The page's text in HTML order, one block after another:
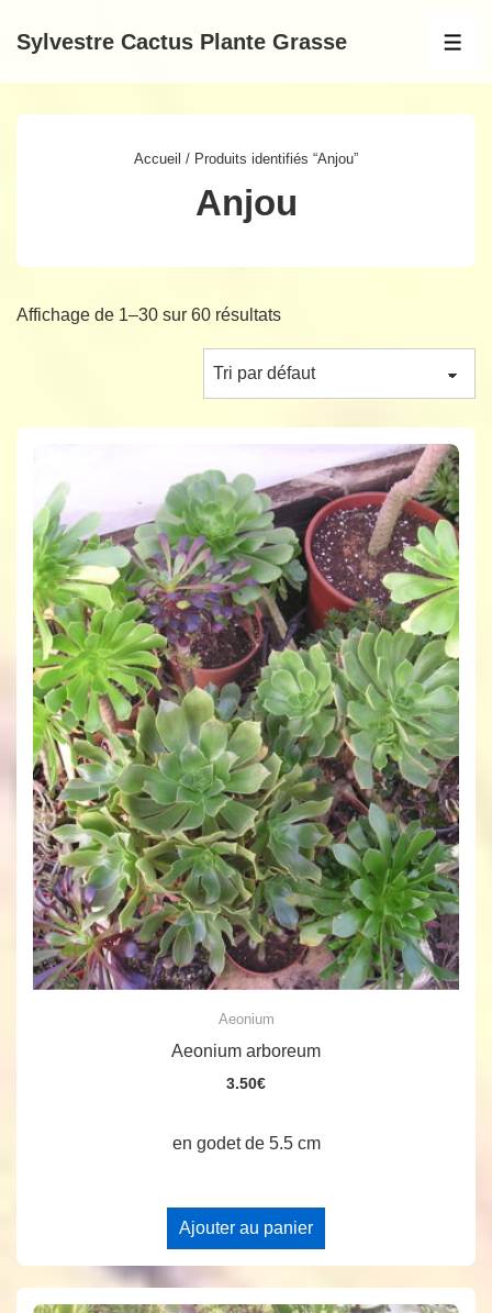
passer
Sylvestre Cactus Plante Grasse
Accueil / Produits identifiés “Anjou”
Anjou
Affichage de 1–30 sur 60 résultats
Aeonium
Aeonium arboreum
3.50€
en godet de 5.5 cm
Ajouter au panier